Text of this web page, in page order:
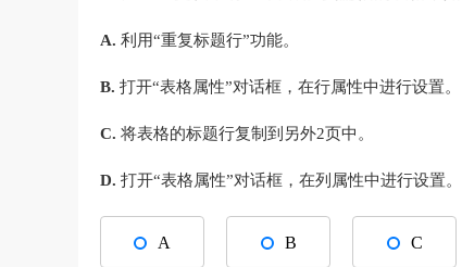
A. 利用“重复标题行”功能。
B. 打开“表格属性”对话框，在行属性中进行设置。
C. 将表格的标题行复制到另外2页中。
D. 打开“表格属性”对话框，在列属性中进行设置。
A B C